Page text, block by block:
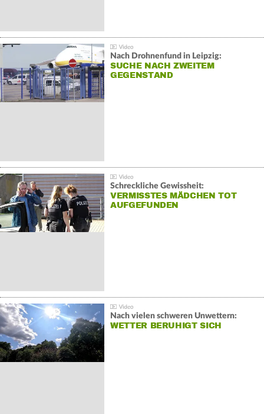
Nach Drohnenfund in Leipzig:
SUCHE NACH ZWEITEM
GEGENSTAND
Schreckliche Gewissheit:
VERMISSTES MÄDCHEN TOT
AUFGEFUNDEN
Nach vielen schweren Unwettern:
WETTER BERUHIGT SICH